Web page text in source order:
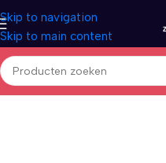
Skip to navigation
Skip to main content
Home/Honden/Hondenbedden